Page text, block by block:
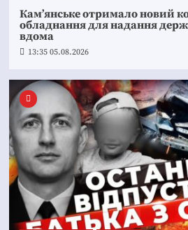
Кам’янське отримало новий
обладнання для надання
вдома
13:35 05.08.2026